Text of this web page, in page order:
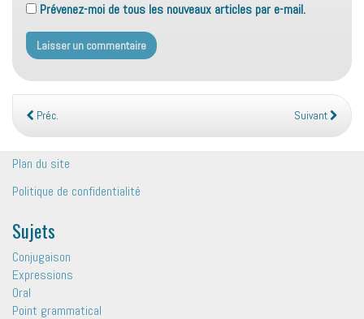
Prévenez-moi de tous les nouveaux articles par e-mail.
Préc. Suivant
Plan du site
Politique de confidentialité
Sujets
Conjugaison
Expressions
Oral
Point grammatical